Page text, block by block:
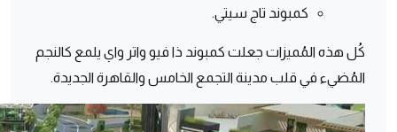
كمبوند تاج سيتي.
كُل هذه المُميزات جعلت كمبوند ذا فيو واتر واي يلمع كالنجم
المُضيء في قلب مدينة التجمع الخامس والقاهرة الجديدة.